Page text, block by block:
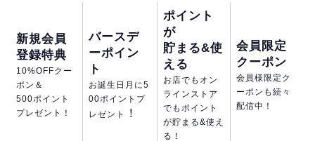
新規会員
登録特典
10%OFFクー
ポン＆
500ポイント
プレゼント！
バースデ
ーポイン
ト
お誕生日月に5
00ポイントプ
レゼント
！
ポイント
が
貯まる&使
える
お店でもオン
ラインストア
でもポイント
が貯まる&使え
る！
会員限定
クーポン
会員様限定ク
ーポンも続々
配信中！